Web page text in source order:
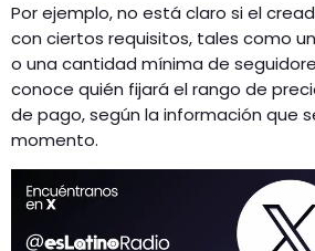
Por ejemplo, no está claro si el
con ciertos requisitos, tales como
o una cantidad mínima de
conoce quién fijará el rango de
de pago, según la información que
momento.